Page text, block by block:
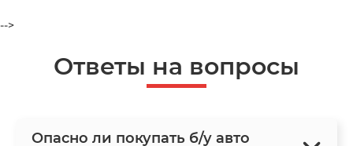
-->
Ответы на вопросы
Опасно ли покупать б/у авто